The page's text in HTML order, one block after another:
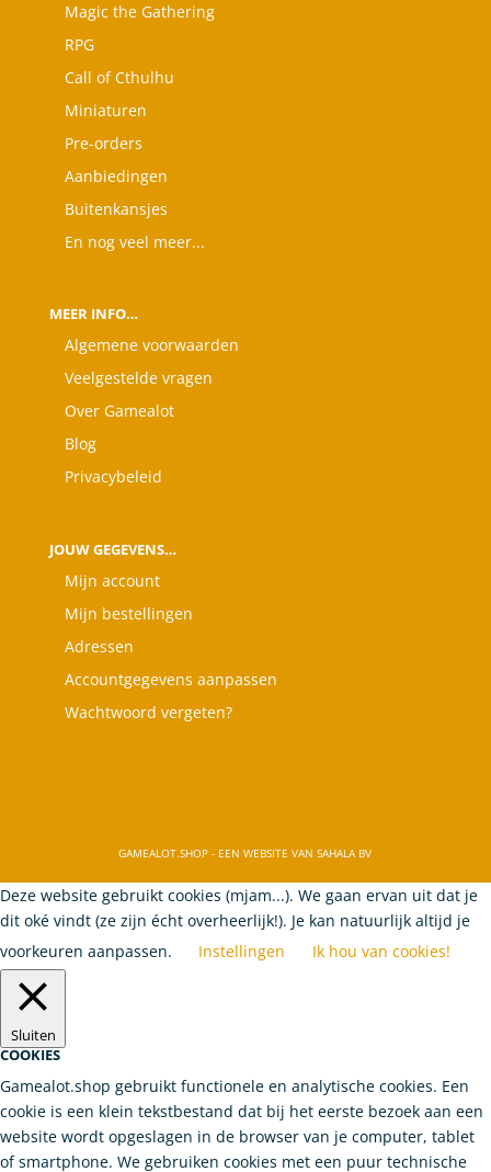
Magic the Gathering
RPG
Call of Cthulhu
Miniaturen
Pre-orders
Aanbiedingen
Buitenkansjes
En nog veel meer...
MEER INFO…
Algemene voorwaarden
Veelgestelde vragen
Over Gamealot
Blog
Privacybeleid
JOUW GEGEVENS…
Mijn account
Mijn bestellingen
Adressen
Accountgegevens aanpassen
Wachtwoord vergeten?
GAMEALOT.SHOP - EEN WEBSITE VAN SAHALA BV
Deze website gebruikt cookies (mjam...). We gaan ervan uit dat je
dit oké vindt (ze zijn écht overheerlijk!). Je kan natuurlijk altijd je
voorkeuren aanpassen.
Instellingen Ik hou van cookies!
Sluiten
COOKIES
Gamealot.shop gebruikt functionele en analytische cookies. Een
cookie is een klein tekstbestand dat bij het eerste bezoek aan een
website wordt opgeslagen in de browser van je computer, tablet
of smartphone. We gebruiken cookies met een puur technische